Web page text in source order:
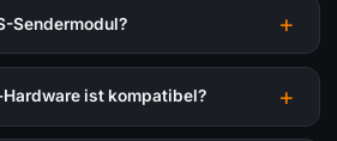
Sendermodul?
ist kompatibel?